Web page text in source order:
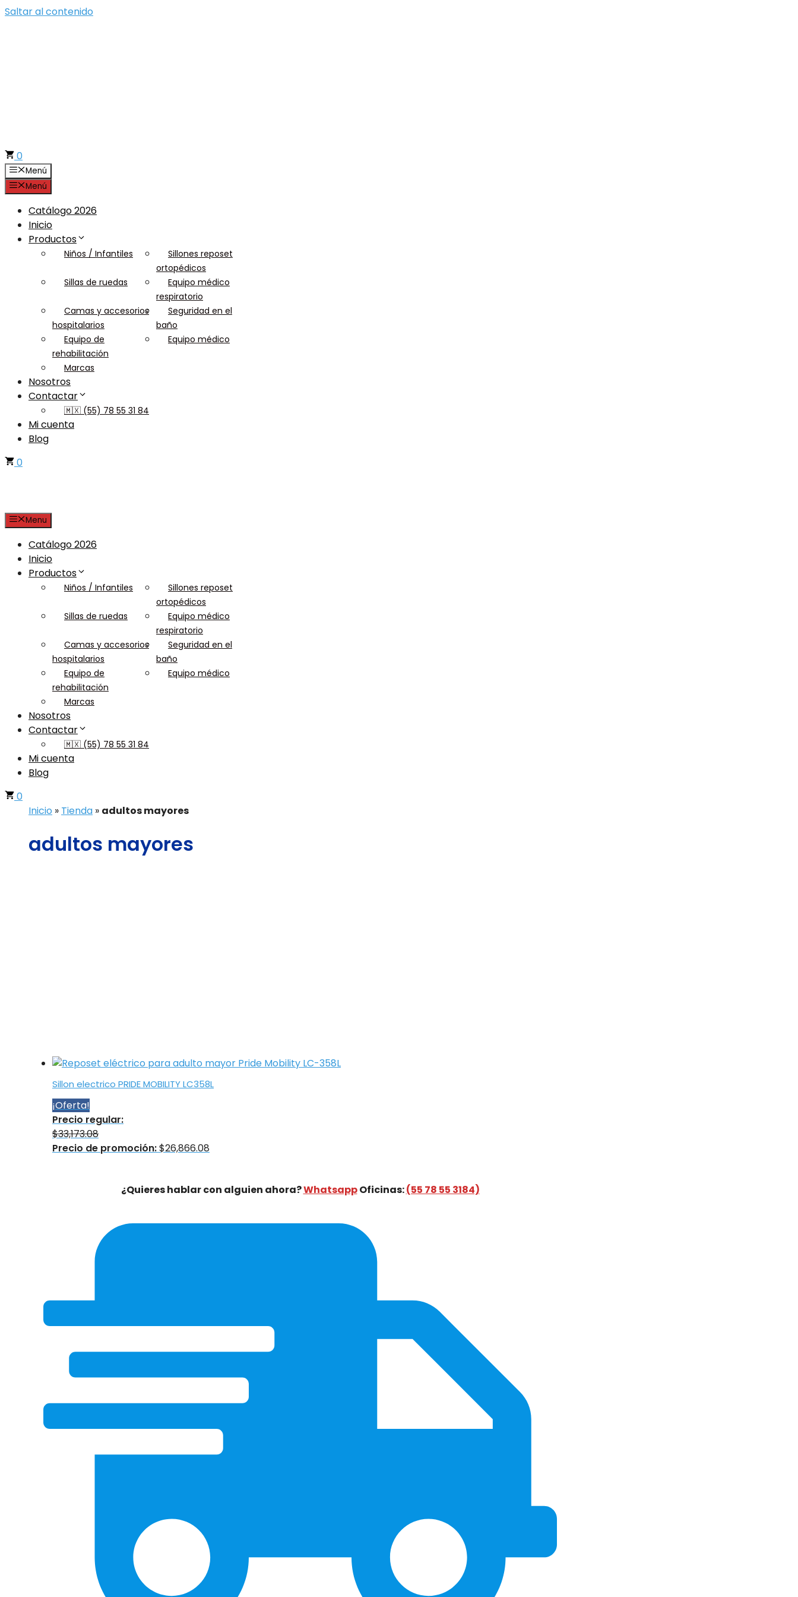
Saltar al contenido
0
Menú
Menú
Catálogo 2026
Inicio
Productos
Niños / Infantiles
Sillones reposet
ortopédicos
Sillas de ruedas
Equipo médico
respiratorio
Camas y accesorios
hospitalarios
Seguridad en el
baño
Equipo de
rehabilitación
Equipo médico
Marcas
Nosotros
Contactar
🇲🇽 (55) 78 55 31 84
Mi cuenta
Blog
0
Menu
Catálogo 2026
Inicio
Productos
Niños / Infantiles
Sillones reposet
ortopédicos
Sillas de ruedas
Equipo médico
respiratorio
Camas y accesorios
hospitalarios
Seguridad en el
baño
Equipo de
rehabilitación
Equipo médico
Marcas
Nosotros
Contactar
🇲🇽 (55) 78 55 31 84
Mi cuenta
Blog
0
Inicio » Tienda » adultos mayores
adultos mayores
Sillon electrico PRIDE MOBILITY LC358L
¡Oferta!
Precio regular:
$33,173.08
Precio de promoción:$26,866.08
¿Quieres hablar con alguien ahora?WhatsappOficinas:(55 78 55 3184)